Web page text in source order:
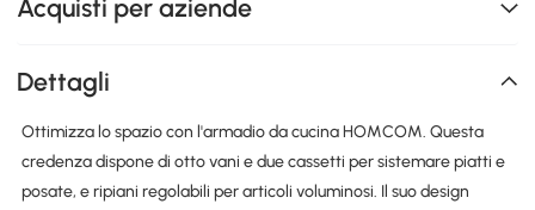
Acquisti per aziende
Dettagli
Ottimizza lo spazio con l'armadio da cucina HOMCOM. Questa
credenza dispone di otto vani e due cassetti per sistemare piatti e
posate, e ripiani regolabili per articoli voluminosi. Il suo design